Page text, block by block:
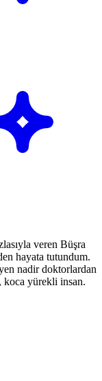
veren Büşra
hayata tutundum.
nadir doktorlardan
koca yürekli insan.